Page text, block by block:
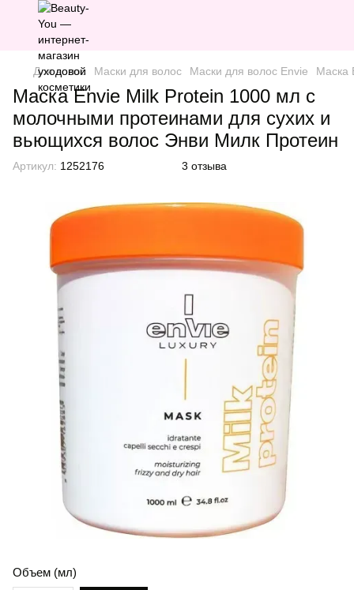
Для волос Маски для волос Маски для волос Envie Маска
Маска Envie Milk Protein 1000 мл с
молочными протеинами для сухих и
вьющихся волос Энви Милк Протеин
Артикул: 1252176 3 отзыва
Объем (мл)